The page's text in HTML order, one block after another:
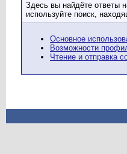
Здесь вы найдёте ответы
используйте поиск,
Основное
Возможности
Чтение и отправка